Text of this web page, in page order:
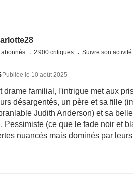
2 900 critiques Suivre son activité
Publiée le 10 août 2025
drame familial, l'intrigue met aux
désargentés, un père et sa fille
Judith Anderson) et sa
Pessimiste (ce que le fade noir et
nuancés mais dominés par